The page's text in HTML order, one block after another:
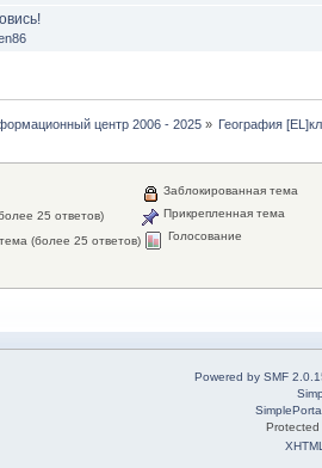
центр 2006 - 2025» География
25 ответов)
(более 25 ответов)
Заблокированная тема
Прикрепленная тема
Голосование
Powered by SMF